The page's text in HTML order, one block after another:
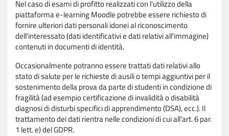
Nel caso di esami di profitto realizzati con l'utilizzo della
piattaforma e-learning Moodle potrebbe essere richiesto di
fornire ulteriori dati personali idonei al riconoscimento
dell'interessato (dati identificativi e dati relativi all'immagine)
contenuti in documenti di identità.
Occasionalmente potranno essere trattati dati relativi allo
stato di salute per le richieste di ausili o tempi aggiuntivi per il
sostenimento della prova da parte di studenti in condizione di
fragilità (ad esempio certificazione di invalidità o disabilità
diagnosi di disturbi specifici di apprendimento (DSA), ecc.). Il
trattamento dei dati rientra nelle condizioni di cui all'art. 6 par.
1 lett. e) del GDPR.